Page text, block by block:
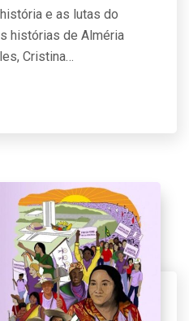
e as lutas do
histórias de Alméria
Cristina…